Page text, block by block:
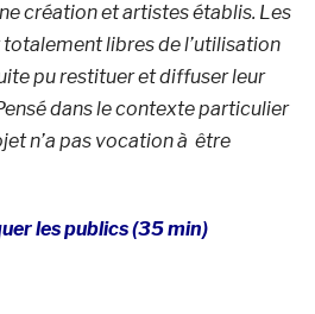
création et artistes établis. Les
libres de l’utilisation
pu restituer et diffuser leur
dans le contexte particulier
n’a pas vocation à être
les publics (35 min)